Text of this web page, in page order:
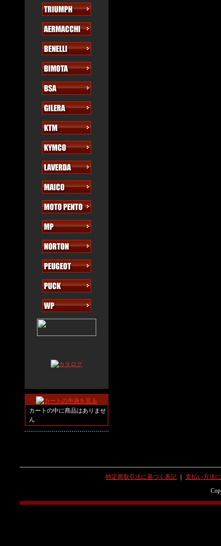
カートの中に商品はありませ
ん
特定商取引法に基づく表記
支払い方法